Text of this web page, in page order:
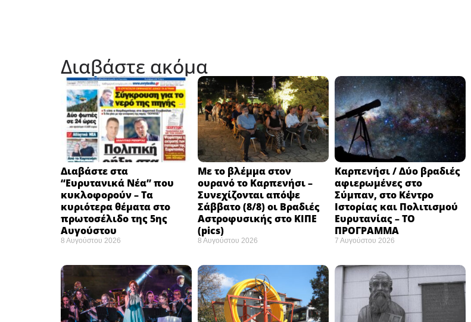
Διαβάστε ακόμα
Διαβάστε στα
“Ευρυτανικά Νέα” που
κυκλοφορούν – Τα
κυριότερα θέματα στο
πρωτοσέλιδο της 5ης
Αυγούστου
8 Αυγούστου 2026
Με το βλέμμα στον
ουρανό το Καρπενήσι –
Συνεχίζονται απόψε
Σάββατο (8/8) οι Βραδιές
Αστροφυσικής στο ΚΙΠΕ
(pics)
8 Αυγούστου 2026
Καρπενήσι / Δύο βραδιές
αφιερωμένες στο
Σύμπαν, στο Κέντρο
Ιστορίας και Πολιτισμού
Ευρυτανίας – ΤΟ
ΠΡΟΓΡΑΜΜΑ
7 Αυγούστου 2026